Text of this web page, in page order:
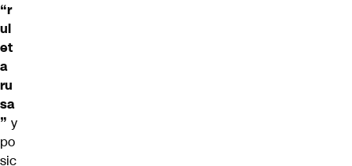
“r
ul
et
a
ru
sa
” y
po
sic